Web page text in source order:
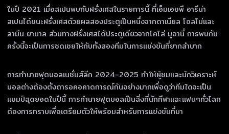
ในปี 2021 เมื่อสเปนพบกับฝรั่งเศสในรายการนี้ ที่เอ็มเอชพี อารีน่า
สเปนได้ชนะฝรั่งเศสด้วยผลสองประตูเป็นหนึ่งจากดาเนียล โอลโม่และ
ลามีน ยามาล ส่วนทางฝรั่งเศสได้ประตูเดียวจากโคโล่ มูอานี่ การพบกัน
ครั้งนี้จะเป็นการชดเชยให้กับทั้งสองทีมในการแข่งขันที่ยากลำบาก
การทำนายฟุตบอลเนชั่นส์ลีก 2024-2025 ทำให้ผู้ชมและนักวิเคราะห์
บอลต่างต้องตั้งตารอคอคาดการณ์กันอย่างมากเพื่อดูว่าทีมใดจะเป็น
แชมป์สุดยอดในปีนี้ การทำนายฟุตบอลเป็นสิ่งที่นักกีฬาและแฟนๆทั่วโลก
ต้องการทราบเพื่อเตรียมตัวให้พร้อมสำหรับการแข่งขันที่มา